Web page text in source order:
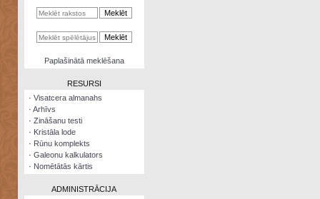
kalkulators
NomētātāsPaplašinātā meklēšana
RESURSI
· Visatcera almanahs
· Arhīvs
· Zināšanu testi
· Kristāla lode
· Rūnu komplekts
· Galeonu kalkulators
· Nomētātās kārtis
ADMINISTRĀCIJA